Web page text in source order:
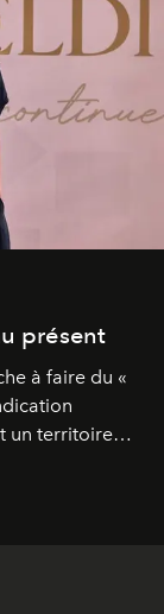
présent
à faire du «
un territoire
en
dans